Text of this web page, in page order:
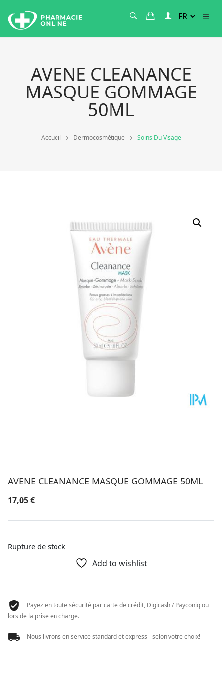
AVENE CLEANANCE
MASQUE GOMMAGE
50ML
Accueil Dermocosmétique Soins Du Visage
AVENE CLEANANCE MASQUE GOMMAGE 50ML
17,05€
Rupture de stock
Add to wishlist
Payez en toute sécurité par carte de crédit, Digicash / Payconiq ou
lors de la prise en charge.
Nous livrons en service standard et express - selon votre choix!